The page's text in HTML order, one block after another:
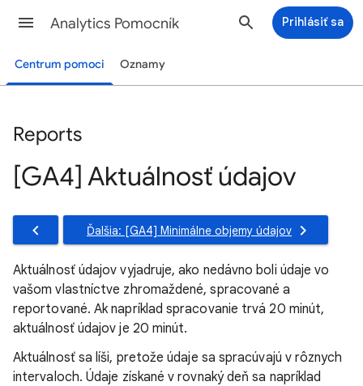
Analytics Pomocník Prihlásiť sa
Centrum pomoci Oznamy
Reports
[GA4] Aktuálnosť údajov
Ďalšia: [GA4] Minimálne objemy údajov
Aktuálnosť údajov vyjadruje, ako nedávno boli údaje vo
vašom vlastníctve zhromaždené, spracované a
reportované. Ak napríklad spracovanie trvá 20 minút,
aktuálnosť údajov je 20 minút.
Aktuálnosť sa líši, pretože údaje sa spracúvajú v rôznych
intervaloch. Údaje získané v rovnaký deň sa napríklad